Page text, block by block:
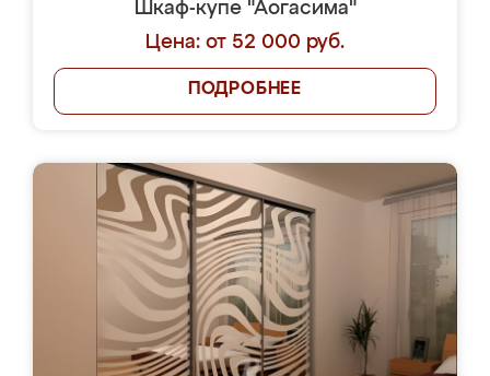
Шкаф-купе "Аогасима"
Цена: от 52 000 руб.
ПОДРОБНЕЕ